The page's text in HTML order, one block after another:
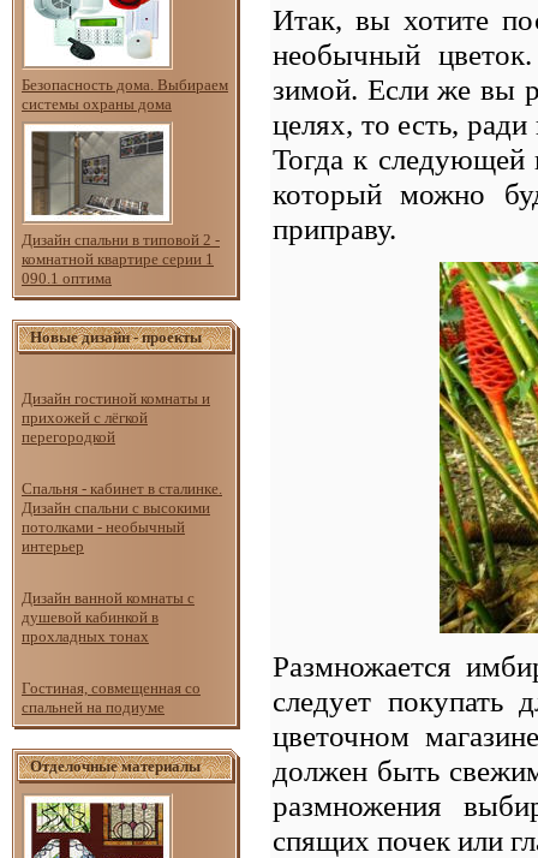
Безопасность дома. Выбираем
системы охраны дома
Дизайн спальни в типовой 2 -
комнатной квартире серии 1
090.1 оптима
Новые дизайн - проекты
Дизайн гостиной комнаты и
прихожей с лёгкой
перегородкой
Спальня - кабинет в сталинке.
Дизайн спальни с высокими
потолками - необычный
интерьер
Дизайн ванной комнаты с
душевой кабинкой в
прохладных тонах
Гостиная, совмещенная со
спальней на подиуме
Отделочные материалы
Итак, вы хотите
необычный
зимой. Если же вы
целях, то есть,
Тогда к следующей
который можно
приправу.
Размножается
следует покупать
цветочном
должен быть
размножения
спящих почек или